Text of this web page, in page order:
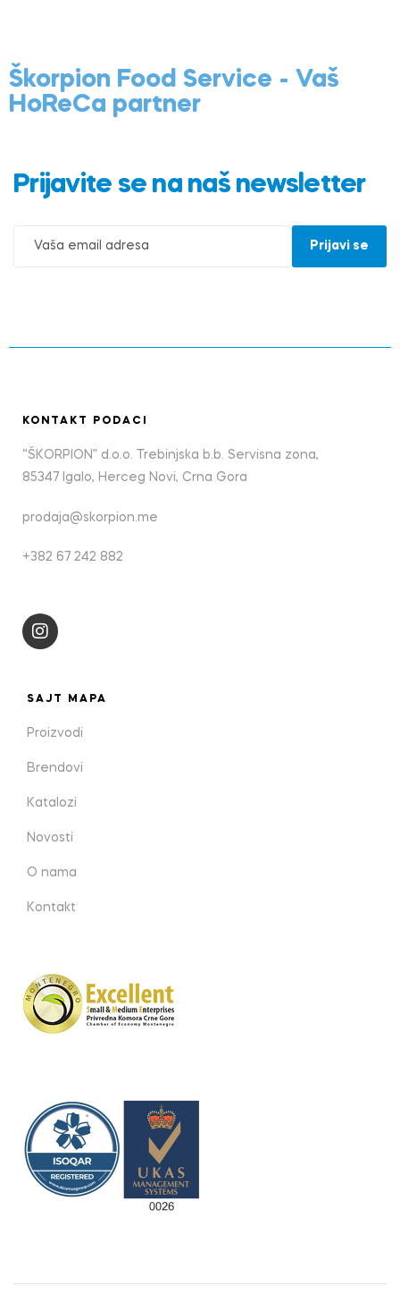
Škorpion Food Service - Vaš
HoReCa partner
Prijavite se na naš newsletter
KONTAKT PODACI
“ŠKORPION” d.o.o. Trebinjska b.b. Servisna zona,
85347 Igalo, Herceg Novi, Crna Gora
prodaja@skorpion.me
+382 67 242 882
SAJT MAPA
Proizvodi
Brendovi
Katalozi
Novosti
O nama
Kontakt